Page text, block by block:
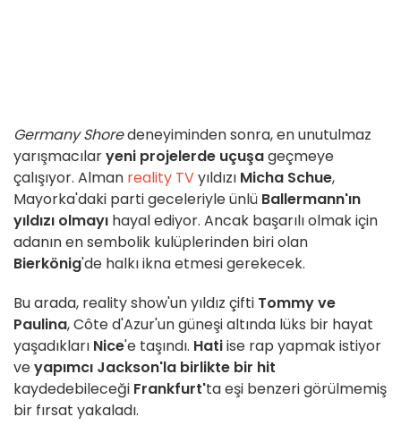
Germany Shoredeneyiminden sonra, en unutulmaz
yarışmacılaryeni projelerde uçuşageçmeye
çalışıyor. Alman reality TVyıldızı Micha Schue,
Mayorka'daki parti geceleriyle ünlü Ballermann'ın
yıldızı olmayı hayal ediyor. Ancak başarılı olmak için
adanın en sembolik kulüplerinden biri olan
Bierkönig'de halkı ikna etmesi gerekecek.
Bu arada, reality show'un yıldız çifti Tommy ve
Paulina, Côte d'Azur'un güneşi altında lüks bir hayat
yaşadıkları Nice'e taşındı. Hatiise rap yapmak istiyor
veyapımcı Jackson'la birlikte bir hit
kaydedebileceği Frankfurt'ta eşi benzeri görülmemiş
bir fırsat yakaladı.